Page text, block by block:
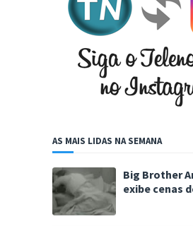
AS MAIS LIDAS NA SEMANA
Big Brother
exibe cenas